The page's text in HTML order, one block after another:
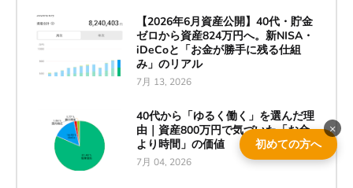
【2026年6月資産公開】40代・貯金
ゼロから資産824万円へ。新NISA・
iDeCoと「お金が勝手に残る仕組
み」のリアル
7月 13, 2026
40代から「ゆるく働く」を選んだ理
由｜資産800万円で気づいた「お金
より時間」の価値
7月 04, 2026
×
初めての方へ